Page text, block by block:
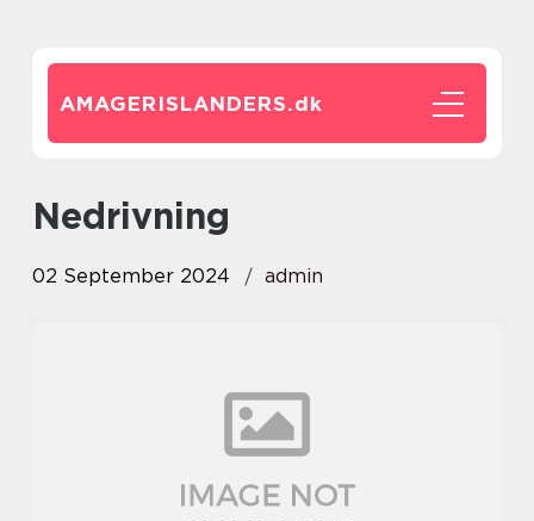
AMAGERISLANDERS.dk
nedrivning
02 September 2024 admin